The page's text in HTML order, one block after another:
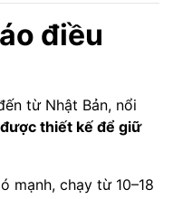
điều
từ Nhật Bản, nổi
được thiết kế để giữ
mạnh, chạy từ 10–18